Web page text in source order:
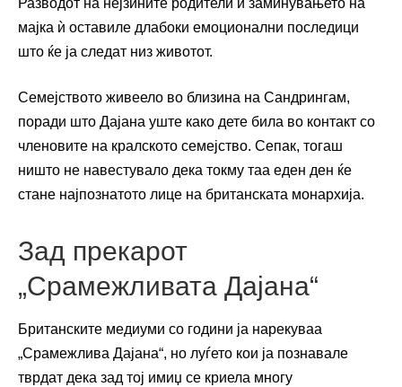
мајка ѝ оставиле длабоки емоционални последици
што ќе ја следат низ животот.
Семејството живеело во близина на Сандрингам,
поради што Дајана уште како дете била во контакт со
членовите на кралското семејство. Сепак, тогаш
ништо не навестувало дека токму таа еден ден ќе
стане најпознатото лице на британската монархија.
Зад прекарот
„Срамежливата Дајана“
Британските медиуми со години ја нарекуваа
„Срамежлива Дајана“, но луѓето кои ја познавале
тврдат дека зад тој имиџ се криела многу